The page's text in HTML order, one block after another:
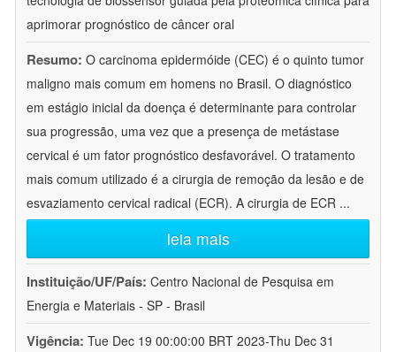
aprimorar prognóstico de câncer oral
Resumo: O carcinoma epidermóide (CEC) é o quinto tumor
maligno mais comum em homens no Brasil. O diagnóstico
em estágio inicial da doença é determinante para controlar
sua progressão, uma vez que a presença de metástase
cervical é um fator prognóstico desfavorável. O tratamento
mais comum utilizado é a cirurgia de remoção da lesão e de
esvaziamento cervical radical (ECR). A cirurgia de ECR ...
leia mais
Instituição/UF/País: Centro Nacional de Pesquisa em
Energia e Materiais - SP - Brasil
Vigência: Tue Dec 19 00:00:00 BRT 2023-Thu Dec 31